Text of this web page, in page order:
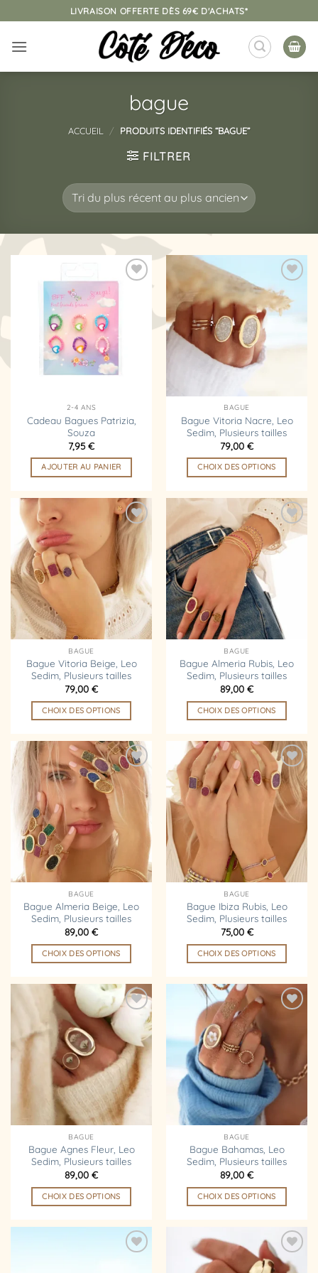
au
contenu
LIVRAISON OFFERTE DÈS 69€ D'ACHATS*
bague
ACCUEIL / PRODUITS IDENTIFIÉS “BAGUE”
FILTRER
2-4 ANS
Cadeau Bagues Patrizia,
Souza
7,95€
AJOUTER AU PANIER
Ajouter
à la
liste
d’envies
BAGUE
Bague Vitoria Nacre, Leo
Sedim, Plusieurs tailles
79,00 €
CHOIX DES OPTIONS
produit
a
plusieurs
variations.
Les
options
peuvent
être
choisies
sur
la
page
du
produit
Ajouter
à la
d’envies
BAGUE
Bague Vitoria Beige, Leo
Sedim, Plusieurs tailles
79,00 €
CHOIX DES OPTIONS
produit
a
plusieurs
variations.
Les
options
peuvent
être
choisies
la
page
du
produit
Ajouter
à la
liste
BAGUE
Bague Almeria Rubis, Leo
Sedim, Plusieurs tailles
89,00 €
CHOIX DES OPTIONS
produit
a
plusieurs
variations.
peuvent
choisies
sur
la
page
du
produit
Ajouter
liste
d’envies
BAGUE
Bague Almeria Beige, Leo
Sedim, Plusieurs tailles
89,00 €
CHOIX DES OPTIONS
produit
a
plusieurs
variations.
Les
options
peuvent
être
choisies
sur
la
page
du
produit
Ajouter
à la
liste
d’envies
BAGUE
Bague Ibiza Rubis, Leo
Sedim, Plusieurs tailles
75,00 €
CHOIX DES OPTIONS
produit
a
plusieurs
variations.
Les
options
peuvent
être
choisies
sur
la
page
du
produit
Ajouter
à la
liste
d’envies
BAGUE
Bague Agnes Fleur, Leo
Sedim, Plusieurs tailles
89,00 €
CHOIX DES OPTIONS
produit
d’envies
BAGUE
Bague Bahamas, Leo
Sedim, Plusieurs tailles
89,00 €
CHOIX DES OPTIONS
a
plusieursAjouter